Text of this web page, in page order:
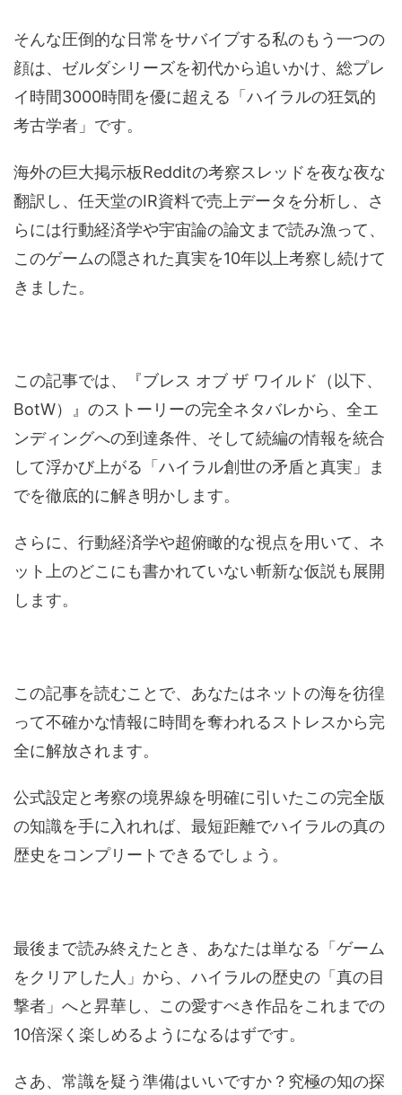
そんな圧倒的な日常をサバイブする私のもう一つの
顔は、ゼルダシリーズを初代から追いかけ、総プレ
イ時間3000時間を優に超える「ハイラルの狂気的
考古学者」です。
海外の巨大掲示板Redditの考察スレッドを夜な夜な
翻訳し、任天堂のIR資料で売上データを分析し、さ
らには行動経済学や宇宙論の論文まで読み漁って、
このゲームの隠された真実を10年以上考察し続けて
きました。
この記事では、『ブレス オブ ザ ワイルド（以下、
BotW）』のストーリーの完全ネタバレから、全エ
ンディングへの到達条件、そして続編の情報を統合
して浮かび上がる「ハイラル創世の矛盾と真実」ま
でを徹底的に解き明かします。
さらに、行動経済学や超俯瞰的な視点を用いて、ネ
ット上のどこにも書かれていない斬新な仮説も展開
します。
この記事を読むことで、あなたはネットの海を彷徨
って不確かな情報に時間を奪われるストレスから完
全に解放されます。
公式設定と考察の境界線を明確に引いたこの完全版
の知識を手に入れれば、最短距離でハイラルの真の
歴史をコンプリートできるでしょう。
最後まで読み終えたとき、あなたは単なる「ゲーム
をクリアした人」から、ハイラルの歴史の「真の目
撃者」へと昇華し、この愛すべき作品をこれまでの
10倍深く楽しめるようになるはずです。
さあ、常識を疑う準備はいいですか？究極の知の探